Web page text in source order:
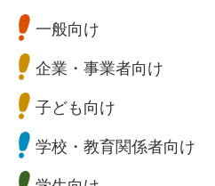
一般向け
企業・事業者向け
子ども向け
学校・教育関係者向け